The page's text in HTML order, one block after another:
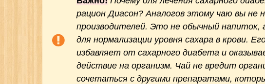
рацион Диасон? Аналогов этому чаю вы не
производителей. Это не обычный
для нормализации уровня сахара в крови.
избавляет от сахарного диабета и
действие на организм. Чай не вредит
сочетаться с другими препаратами,